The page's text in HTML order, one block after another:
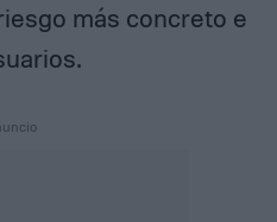
más concreto e